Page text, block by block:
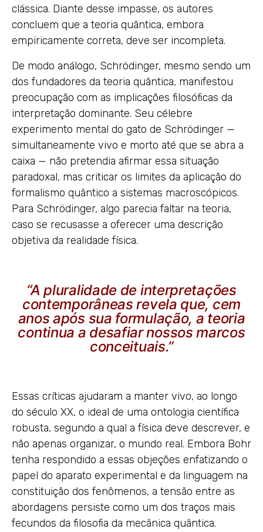
clássica. Diante desse impasse, os autores
concluem que a teoria quântica, embora
empiricamente correta, deve ser incompleta.
De modo análogo, Schrödinger, mesmo sendo um
dos fundadores da teoria quântica, manifestou
preocupação com as implicações filosóficas da
interpretação dominante. Seu célebre
experimento mental do gato de Schrödinger —
simultaneamente vivo e morto até que se abra a
caixa — não pretendia afirmar essa situação
paradoxal, mas criticar os limites da aplicação do
formalismo quântico a sistemas macroscópicos.
Para Schrödinger, algo parecia faltar na teoria,
caso se recusasse a oferecer uma descrição
objetiva da realidade física.
“A pluralidade de interpretações
contemporâneas revela que, cem
anos após sua formulação, a teoria
continua a desafiar nossos marcos
conceituais.”
Essas críticas ajudaram a manter vivo, ao longo
do século XX, o ideal de uma ontologia científica
robusta, segundo a qual a física deve descrever, e
não apenas organizar, o mundo real. Embora Bohr
tenha respondido a essas objeções enfatizando o
papel do aparato experimental e da linguagem na
constituição dos fenômenos, a tensão entre as
abordagens persiste como um dos traços mais
fecundos da filosofia da mecânica quântica.